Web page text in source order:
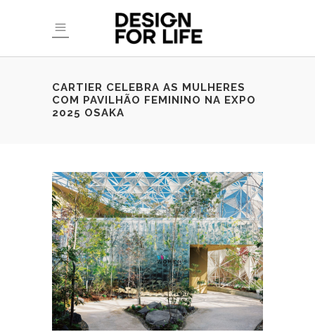
CARTIER CELEBRA AS MULHERES
COM PAVILHÃO FEMININO NA EXPO
2025 OSAKA